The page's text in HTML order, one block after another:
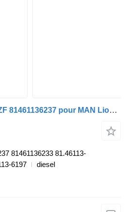
Colonne de direction ZF 81461136237 pour MAN Lion's bus (1991-)
81461136233 81.46113-
6197
diesel